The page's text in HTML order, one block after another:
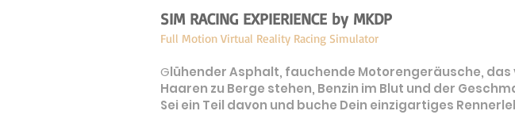
SIM RACING EXPIERIENCE by MKDP
Full Motion Virtual Reality Racing Simulator
Glühender Asphalt, fauchende Motorengeräusche,
Haaren zu Berge stehen, Benzin im Blut und der
Sei ein Teil davon und buche Dein einzigartiges